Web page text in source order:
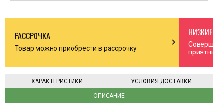
РАССРОЧКА
Товар можно приобрести в рассрочку chevron_right
НИЗКИЕ
ОПИСАНИЕ
ХАРАКТЕРИСТИКИ УСЛОВИЯ ДОСТАВКИ